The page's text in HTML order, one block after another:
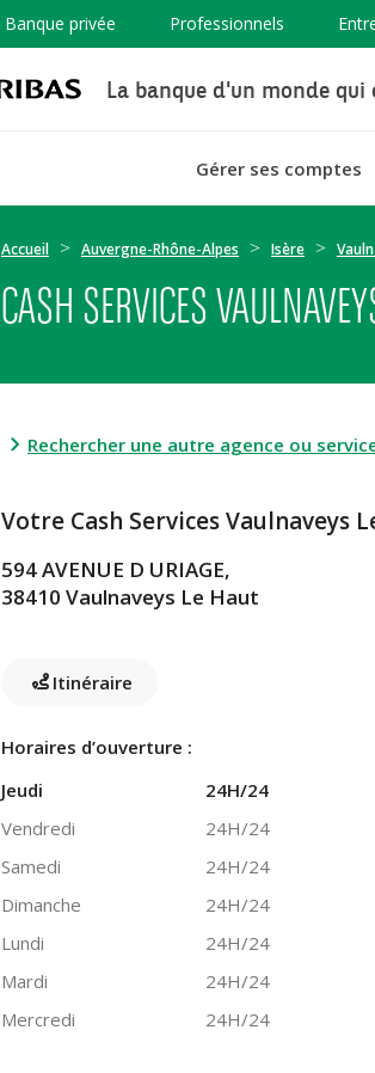
Banque privée Professionnels
La banque d'un monde qui
Gérer ses comptes
Accueil Auvergne-Rhône-Alpes Isère
CASH SERVICES
Rechercher une autre agence ou
Votre Cash Services Vaulnaveys
594 AVENUE D URIAGE,
38410 Vaulnaveys Le Haut
Itinéraire
Horaires d’ouverture :
Jeudi
24H/24
Vendredi
24H/24
Samedi
24H/24
Dimanche
24H/24
Lundi
24H/24
Mardi
24H/24
Mercredi
24H/24